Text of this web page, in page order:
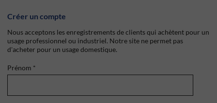
Créer un compte
Nous acceptons les enregistrements de clients qui achètent pour un
usage professionnel ou industriel. Notre site ne permet pas
d'acheter pour un usage domestique.
Prénom *